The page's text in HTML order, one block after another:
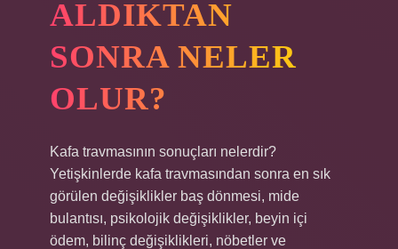
ALDIKTAN
SONRA NELER
OLUR?
Kafa travmasının sonuçları nelerdir?
Yetişkinlerde kafa travmasından sonra en sık
görülen değişiklikler baş dönmesi, mide
bulantısı, psikolojik değişiklikler, beyin içi
ödem, bilinç değişiklikleri, nöbetler ve